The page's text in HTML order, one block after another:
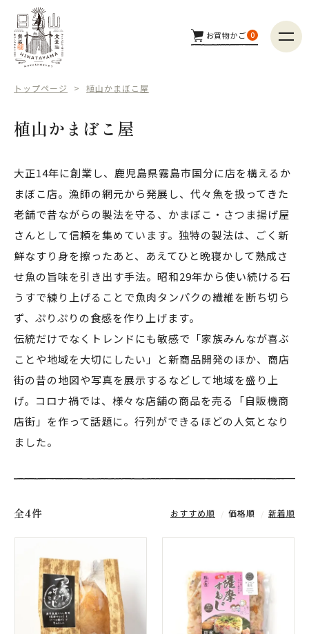
商品カテゴリー
商品検索
日当山無垢食堂について
お買物かご 0
トップページ 植山かまぼこ屋
植山かまぼこ屋
大正14年に創業し、鹿児島県霧島市国分に店を構えるか
まぼこ店。漁師の網元から発展し、代々魚を扱ってきた
老舗で昔ながらの製法を守る、かまぼこ・さつま揚げ屋
さんとして信頼を集めています。独特の製法は、ごく新
鮮なすり身を擦ったあと、あえてひと晩寝かして熟成さ
せ魚の旨味を引き出す手法。昭和29年から使い続ける石
うすで練り上げることで魚肉タンパクの繊維を断ち切ら
ず、ぷりぷりの食感を作り上げます。
伝統だけでなくトレンドにも敏感で「家族みんなが喜ぶ
ことや地域を大切にしたい」と新商品開発のほか、商店
街の昔の地図や写真を展示するなどして地域を盛り上
げ。コロナ禍では、様々な店舗の商品を売る「自販機商
店街」を作って話題に。行列ができるほどの人気となり
ました。
全4件 おすすめ順 価格順 新着順